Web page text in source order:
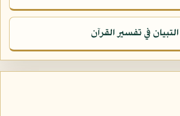
التبيان في تفسير القرآن